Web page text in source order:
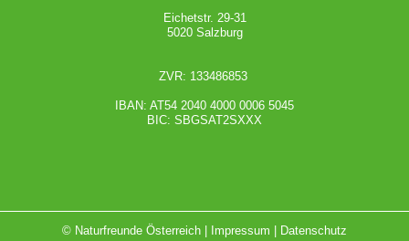
Eichetstr. 29-31
5020 Salzburg
ZVR: 133486853
IBAN: AT54 2040 4000 0006 5045
BIC: SBGSAT2SXXX
© Naturfreunde Österreich | Impressum Datenschutz